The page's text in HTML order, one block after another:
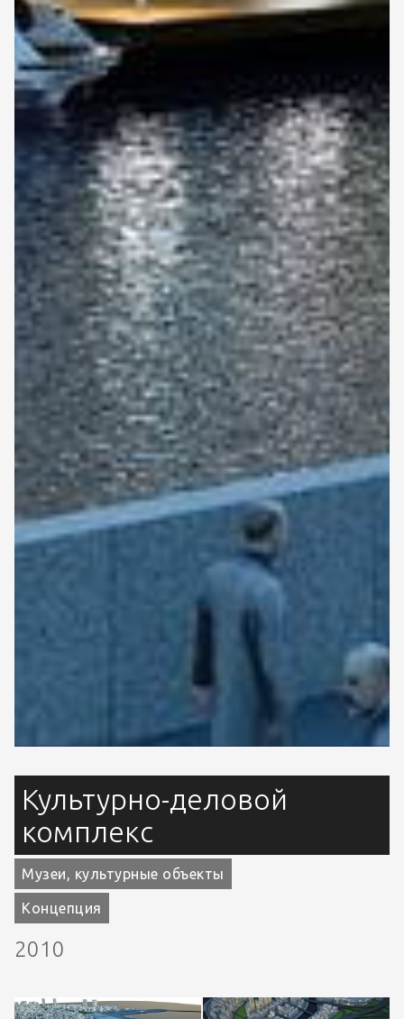
Культурно-деловой
комплекс
Музеи, культурные объекты
Концепция
2010